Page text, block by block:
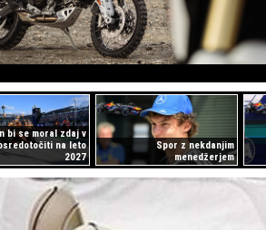
bi se moral zdaj v
na leto
2027
Spor z nekdanjim
menedžerjem